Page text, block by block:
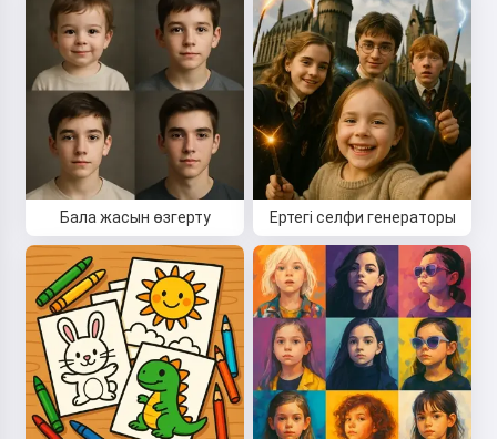
Бала жасын өзгерту Ертегі селфи генераторы
Сәлем! Мен Storiko 👋
Мен сіздің балаларыңызға
сиқырлы ұйқы алдындағы
ертегілер айтамын 🌟